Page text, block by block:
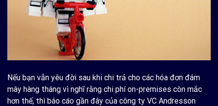
Nếu bạn vẫn yêu đời sau khi chi trả cho các hóa đơn đám
mây hàng tháng vì nghĩ rằng chi phí on-premises còn mắc
hơn thế, thì báo cáo gần đây của công ty VC Andresson